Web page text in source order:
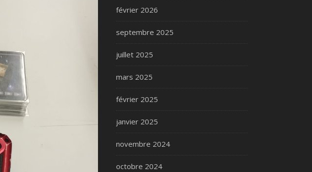
février 2026
septembre 2025
juillet 2025
mars 2025
février 2025
janvier 2025
novembre 2024
octobre 2024